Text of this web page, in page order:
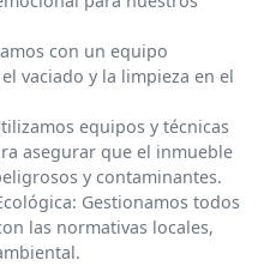
con un equipo
vaciado y la limpieza en el
equipos y técnicas
asegurar que el inmueble
y contaminantes.
Gestionamos todos
las normativas locales,